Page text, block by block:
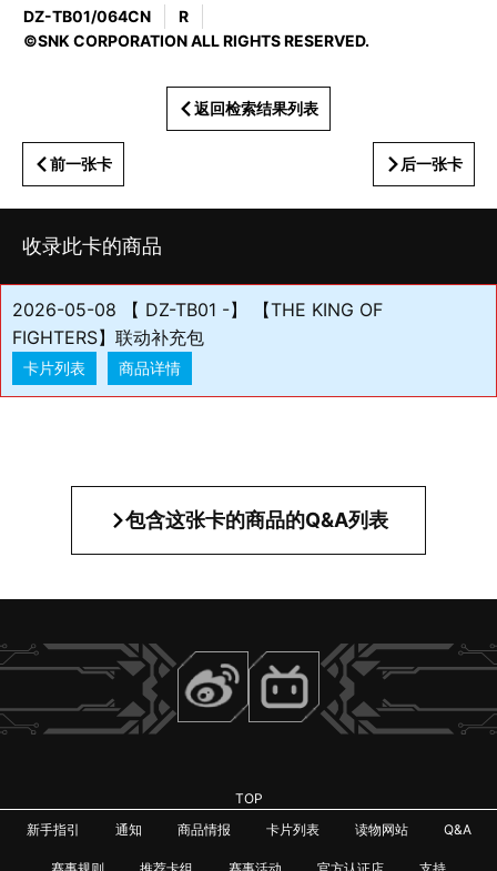
DZ-TB01/064CN
R
©SNK CORPORATION ALL RIGHTS RESERVED.
前一张卡
返回检索结果列表
后一张卡
收录此卡的商品
2026-05-08 【 DZ-TB01 -】 【THE KING OF
FIGHTERS】联动补充包
卡片列表 商品详情
包含这张卡的商品的Q&A列表
TOP
新手指引
通知 商品情报 卡片列表 读物网站 Q&A